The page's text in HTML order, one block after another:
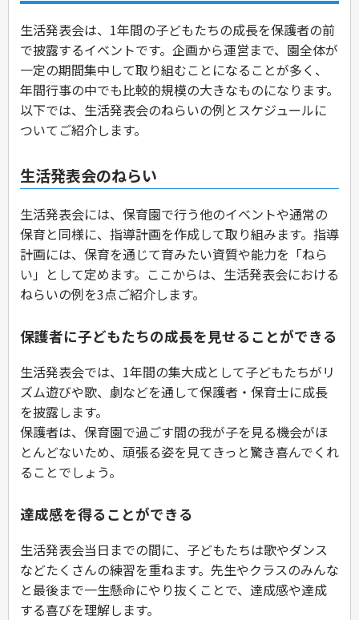
生活発表会は、1年間の子どもたちの成長を保護者の前
で披露するイベントです。企画から運営まで、園全体が
一定の期間集中して取り組むことになることが多く、
年間行事の中でも比較的規模の大きなものになります。
以下では、生活発表会のねらいの例とスケジュールに
ついてご紹介します。
生活発表会のねらい
生活発表会には、保育園で行う他のイベントや通常の
保育と同様に、指導計画を作成して取り組みます。指導
計画には、保育を通じて育みたい資質や能力を「ねら
い」として定めます。ここからは、生活発表会における
ねらいの例を3点ご紹介します。
保護者に子どもたちの成長を見せることができる
生活発表会では、1年間の集大成として子どもたちがリ
ズム遊びや歌、劇などを通して保護者・保育士に成長
を披露します。
保護者は、保育園で過ごす間の我が子を見る機会がほ
とんどないため、頑張る姿を見てきっと驚き喜んでくれ
ることでしょう。
達成感を得ることができる
生活発表会当日までの間に、子どもたちは歌やダンス
などたくさんの練習を重ねます。先生やクラスのみんな
と最後まで一生懸命にやり抜くことで、達成感や達成
する喜びを理解します。